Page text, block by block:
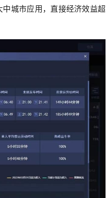
城市应用，直接经济效益超